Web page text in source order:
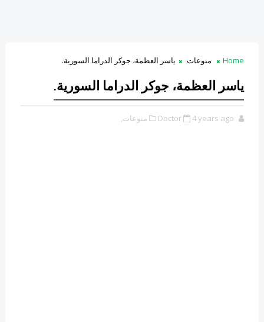
Home منوعات ياسر العظمة، جوكر الدراما السورية.
ياسر العظمة، جوكر الدراما السورية.
Doctor 4 years ago منوعات,